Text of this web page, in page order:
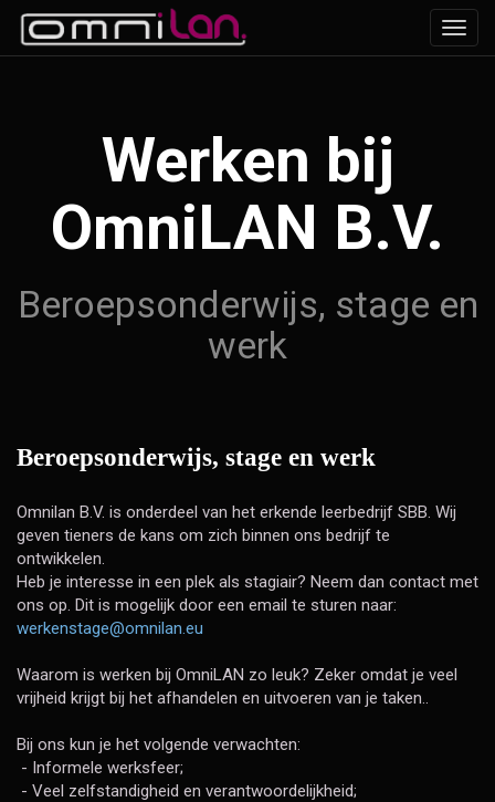
Werken bij
OmniLAN B.V.
Beroepsonderwijs, stage en
werk
Beroepsonderwijs, stage en werk
Omnilan B.V. is onderdeel van het erkende leerbedrijf SBB. Wij
geven tieners de kans om zich binnen ons bedrijf te
ontwikkelen.
Heb je interesse in een plek als stagiair? Neem dan contact met
ons op. Dit is mogelijk door een email te sturen naar:
werkenstage@omnilan.eu
Waarom is werken bij OmniLAN zo leuk? Zeker omdat je veel
vrijheid krijgt bij het afhandelen en uitvoeren van je taken..
Bij ons kun je het volgende verwachten:
- Informele werksfeer;
- Veel zelfstandigheid en verantwoordelijkheid;